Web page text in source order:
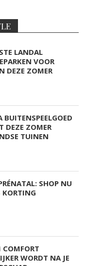
LANDAL
VOOR
DEZE ZOMER
BUITENSPEELGOED
DEZE ZOMER
TUINEN
SHOP NU
WORDT NA JE